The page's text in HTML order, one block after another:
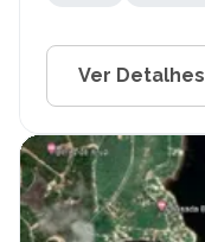
Ver Detalhes